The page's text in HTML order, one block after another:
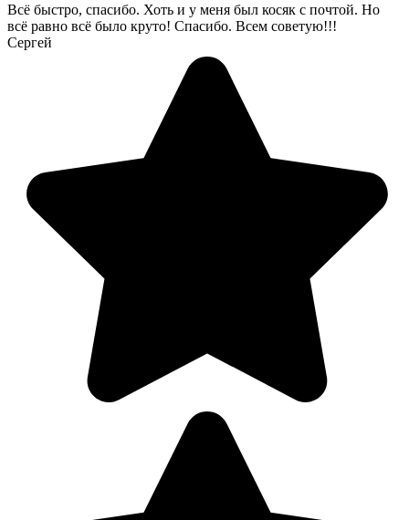
Всё быстро, спасибо. Хоть и у меня был косяк с почтой. Но
всё равно всё было круто! Спасибо. Всем советую!!!
Сергей